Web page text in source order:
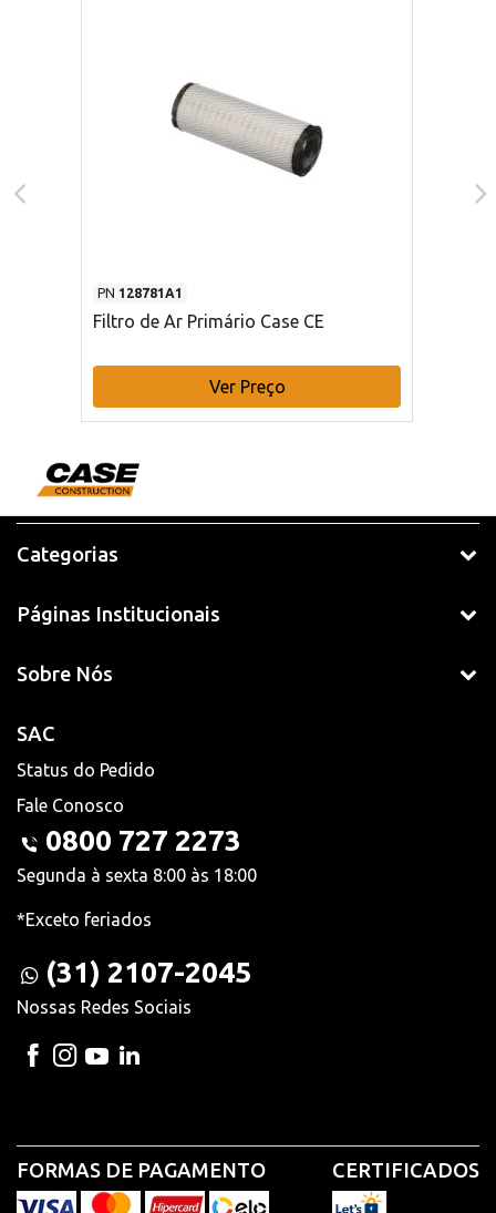
PN 128781A1
Filtro de Ar Primário Case CE
Ver Preço
Categorias
Páginas Institucionais
Sobre Nós
SAC
Status do Pedido
Fale Conosco
0800 727 2273
Segunda à sexta 8:00 às 18:00
*Exceto feriados
(31) 2107-2045
Nossas Redes Sociais
FORMAS DE PAGAMENTO CERTIFICADOS